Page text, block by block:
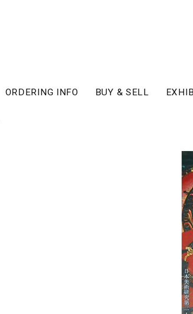
ORDERING INFO BUY & SELL